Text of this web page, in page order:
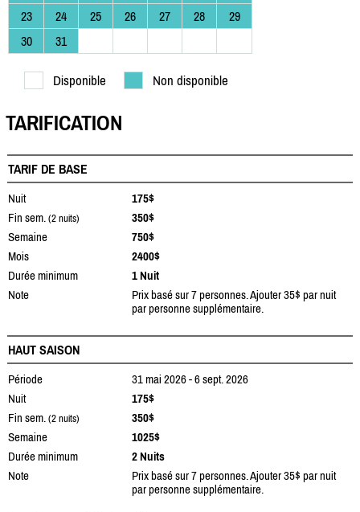
23
24 25 26 27 28
29
30
31
Disponible Non disponible
TARIFICATION
TARIF DE BASE
Nuit
175$
Fin sem. (2 nuits)
350$
Semaine
750$
Mois
2400$
Durée minimum
1 Nuit
Note
Prix basé sur 7 personnes. Ajouter 35$ par nuit
par personne supplémentaire.
HAUT SAISON
Période
31 mai 2026 - 6 sept. 2026
Nuit
175$
Fin sem. (2 nuits)
350$
Semaine
1025$
Durée minimum
2 Nuits
Note
Prix basé sur 7 personnes. Ajouter 35$ par nuit
par personne supplémentaire.